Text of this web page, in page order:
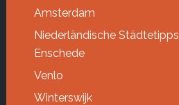
Amsterdam
Niederländische Städtetipps
Enschede
Venlo
Winterswijk